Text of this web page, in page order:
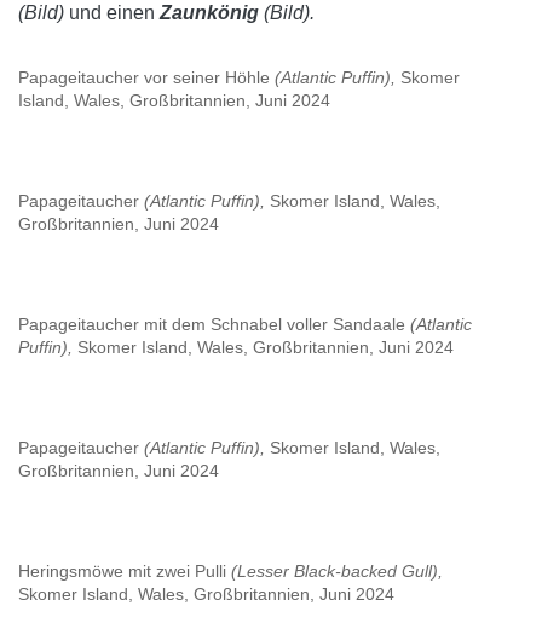
(Bild) und einen Zaunkönig (Bild).
Papageitaucher vor seiner Höhle (Atlantic Puffin),
Skomer
Island, Wales, Großbritannien, Juni 2024
Papageitaucher (Atlantic Puffin),
Skomer Island, Wales,
Großbritannien, Juni 2024
Papageitaucher mit dem Schnabel voller Sandaale (Atlantic
Puffin),
Skomer Island, Wales, Großbritannien, Juni 2024
Papageitaucher (Atlantic Puffin),
Skomer Island, Wales,
Großbritannien, Juni 2024
Heringsmöwe mit zwei Pulli (Lesser Black-backed Gull),
Skomer Island, Wales, Großbritannien, Juni 2024